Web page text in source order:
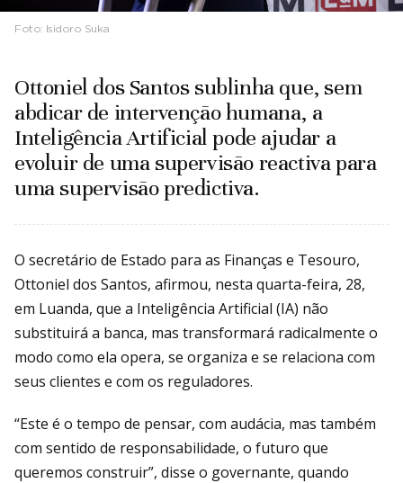
Foto: Isidoro Suka
Ottoniel dos Santos sublinha que, sem
abdicar de intervenção humana, a
Inteligência Artificial pode ajudar a
evoluir de uma supervisão reactiva para
uma supervisão predictiva.
O secretário de Estado para as Finanças e Tesouro,
Ottoniel dos Santos, afirmou, nesta quarta-feira, 28,
em Luanda, que a Inteligência Artificial (IA) não
substituirá a banca, mas transformará radicalmente o
modo como ela opera, se organiza e se relaciona com
seus clientes e com os reguladores.
“Este é o tempo de pensar, com audácia, mas também
com sentido de responsabilidade, o futuro que
queremos construir”, disse o governante, quando